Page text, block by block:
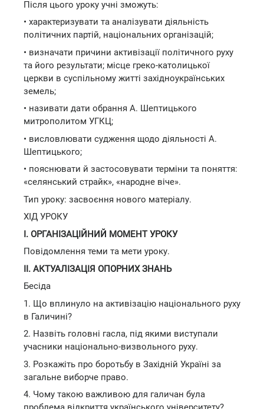
Після цього уроку учні зможуть:
• характеризувати та аналізувати діяльність
політичних партій, національних організацій;
• визначати причини активізації політичного руху
та його результати; місце греко-католицької
церкви в суспільному житті західноукраїнських
земель;
• називати дати обрання А. Шептицького
митрополитом УГКЦ;
• висловлювати судження щодо діяльності А.
Шептицького;
• пояснювати й застосовувати терміни та поняття:
«селянський страйк», «народне віче».
Тип уроку: засвоєння нового матеріалу.
ХІД УРОКУ
І. ОРГАНІЗАЦІЙНИЙ МОМЕНТ УРОКУ
Повідомлення теми та мети уроку.
II. АКТУАЛІЗАЦІЯ ОПОРНИХ ЗНАНЬ
Бесіда
1. Що вплинуло на активізацію національного руху
в Галичині?
2. Назвіть головні гасла, під якими виступали
учасники національно-визвольного руху.
3. Розкажіть про боротьбу в Західній Україні за
загальне виборче право.
4. Чому такою важливою для галичан була